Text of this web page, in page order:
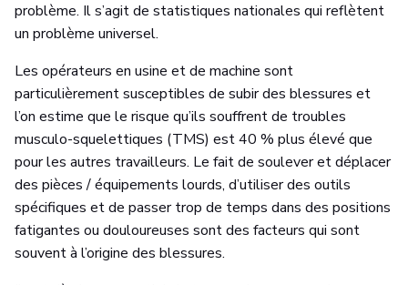
problème. Il s’agit de statistiques nationales qui reflètent
un problème universel.
Les opérateurs en usine et de machine sont
particulièrement susceptibles de subir des blessures et
l’on estime que le risque qu’ils souffrent de troubles
musculo-squelettiques (TMS) est 40 % plus élevé que
pour les autres travailleurs. Le fait de soulever et déplacer
des pièces / équipements lourds, d’utiliser des outils
spécifiques et de passer trop de temps dans des positions
fatigantes ou douloureuses sont des facteurs qui sont
souvent à l’origine des blessures.